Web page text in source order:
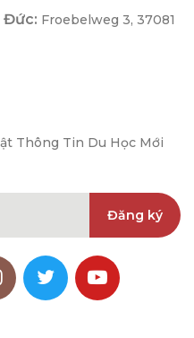
Đức: Froebelweg 3, 37081
Thông Tin Du Học Mới
Đăng ký